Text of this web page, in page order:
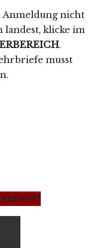
Anmeldung nicht
klicke im
.
musst